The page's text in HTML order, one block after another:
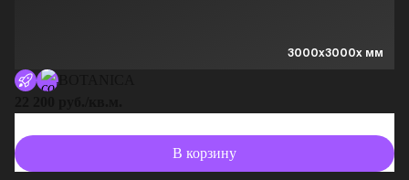
3000x3000x мм
В корзину